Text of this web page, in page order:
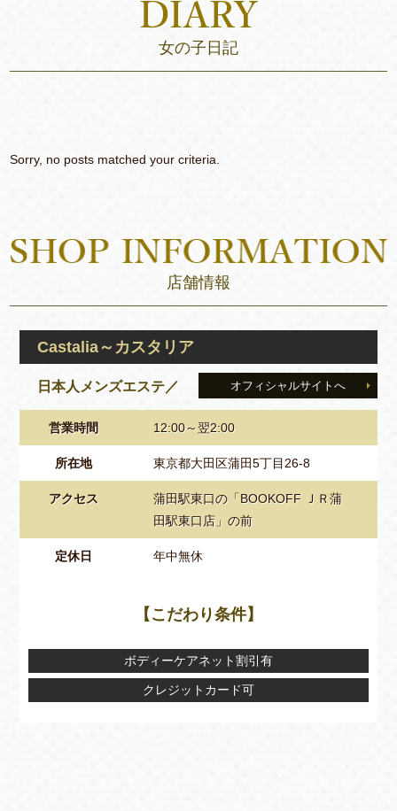
女の子日記
Sorry, no posts matched your criteria.
店舗情報
Castalia～カスタリア
オフィシャルサイトへ
日本人メンズエステ／
営業時間 12:00～翌2:00
所在地 東京都大田区蒲田5丁目26-8
アクセス
蒲田駅東口の「BOOKOFF ＪＲ蒲
田駅東口店」の前
定休日 年中無休
【こだわり条件】
ボディーケアネット割引有
クレジットカード可